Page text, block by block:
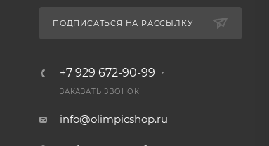
ПОДПИСАТЬСЯ НА РАССЫЛКУ
+7 929 672-90-99
ЗАКАЗАТЬ ЗВОНОК
info@olimpicshop.ru